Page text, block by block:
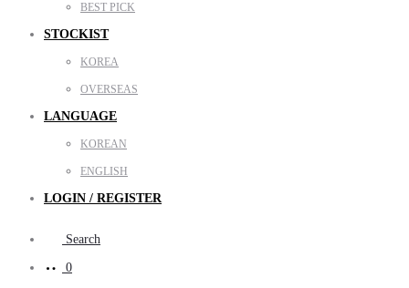
BEST PICK
STOCKIST
KOREA
OVERSEAS
LANGUAGE
KOREAN
ENGLISH
LOGIN / REGISTER
Search
0